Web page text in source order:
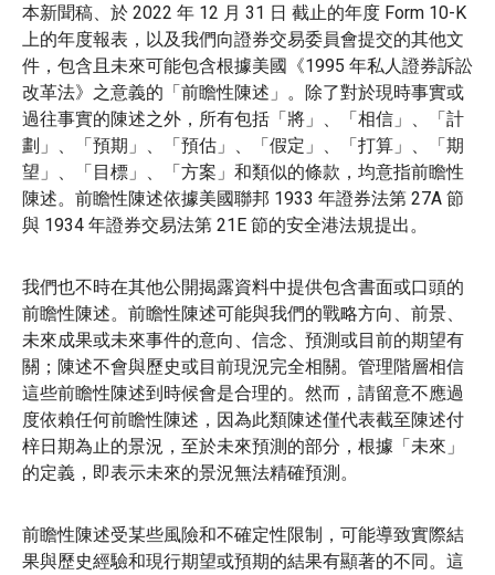
本新聞稿、於 2022 年 12 月 31 日 截止的年度 Form 10-K
上的年度報表，以及我們向證券交易委員會提交的其他文
件，包含且未來可能包含根據美國《1995 年私人證券訴訟
改革法》之意義的「前瞻性陳述」。除了對於現時事實或
過往事實的陳述之外，所有包括「將」、「相信」、「計
劃」、「預期」、「預估」、「假定」、「打算」、「期
望」、「目標」、「方案」和類似的條款，均意指前瞻性
陳述。前瞻性陳述依據美國聯邦 1933 年證券法第 27A 節
與 1934 年證券交易法第 21E 節的安全港法規提出。
我們也不時在其他公開揭露資料中提供包含書面或口頭的
前瞻性陳述。前瞻性陳述可能與我們的戰略方向、前景、
未來成果或未來事件的意向、信念、預測或目前的期望有
關；陳述不會與歷史或目前現況完全相關。管理階層相信
這些前瞻性陳述到時候會是合理的。然而，請留意不應過
度依賴任何前瞻性陳述，因為此類陳述僅代表截至陳述付
梓日期為止的景況，至於未來預測的部分，根據「未來」
的定義，即表示未來的景況無法精確預測。
前瞻性陳述受某些風險和不確定性限制，可能導致實際結
果與歷史經驗和現行期望或預期的結果有顯著的不同。這